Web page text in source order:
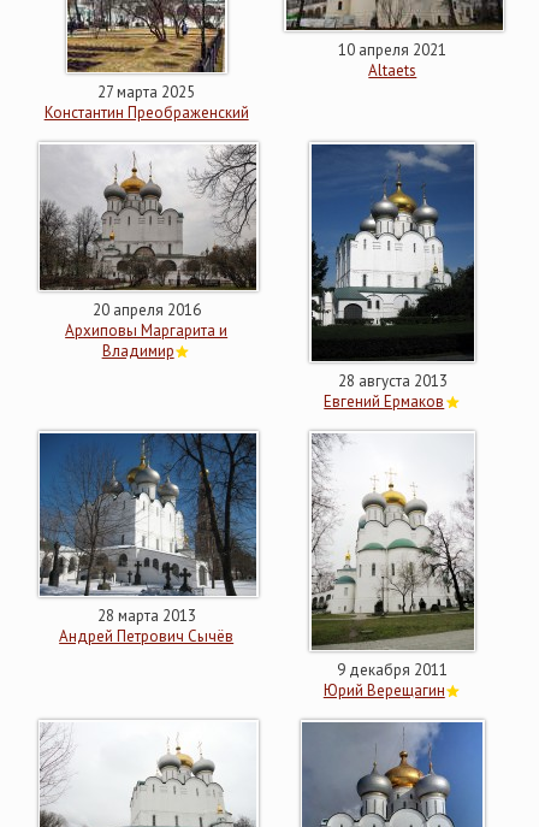
27 марта 2025
Константин Преображенский
10 апреля 2021
Altaets
20 апреля 2016
Архиповы Маргарита и
Владимир
28 августа 2013
Евгений Ермаков
28 марта 2013
Андрей Петрович Сычёв
9 декабря 2011
Юрий Верещагин